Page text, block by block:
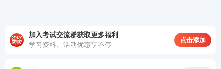
加入考试交流群获取更多福利
学习资料、活动优惠享不停
点击添加